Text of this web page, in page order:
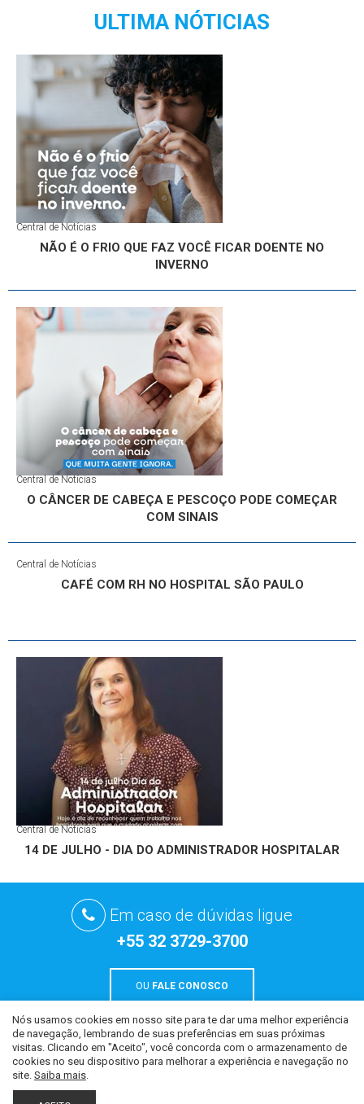
ULTIMA NÓTICIAS
Central de Notícias
NÃO É O FRIO QUE FAZ VOCÊ FICAR DOENTE NO
INVERNO
Central de Notícias
O CÂNCER DE CABEÇA E PESCOÇO PODE COMEÇAR
COM SINAIS
Central de Notícias
CAFÉ COM RH NO HOSPITAL SÃO PAULO
Central de Notícias
14 DE JULHO - DIA DO ADMINISTRADOR HOSPITALAR
Nós usamos cookies em nosso site para te dar uma melhor experiência
de navegação, lembrando de suas preferências em suas próximas
visitas. Clicando em "Aceito", você concorda com o armazenamento de
cookies no seu dispositivo para melhorar a experiência e navegação no
site. Saiba mais.
Em caso de dúvidas ligue
+55 32 3729-3700
OU FALE CONOSCO
Todo o conteúdo deste site é de uso exclusivo da CCM Hospital São
Paulo. Proibida cópia ou utilização a qualquer título, sob as penas